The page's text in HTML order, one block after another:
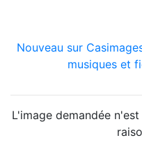
Nouveau sur
musiques et
L'image demandée